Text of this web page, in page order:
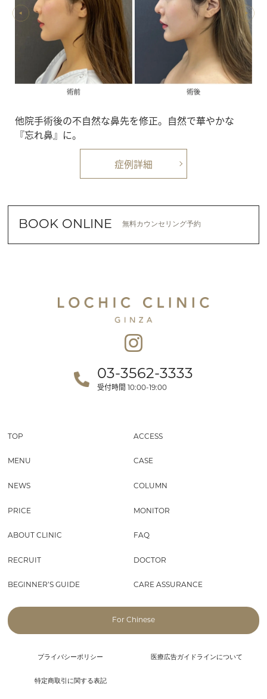
他院手術後の不自然な鼻先を修正。自然で華やかな
『忘れ鼻』に。
症例詳細
BOOK ONLINE 無料カウンセリング予約
03-3562-3333
受付時間 10:00-19:00
TOP ACCESS
MENU CASE
NEWS COLUMN
PRICE MONITOR
ABOUT CLINIC FAQ
RECRUIT DOCTOR
BEGINNER’S GUIDE CARE ASSURANCE
For Chinese
プライバシーポリシー 医療広告ガイドラインについて
特定商取引に関する表記